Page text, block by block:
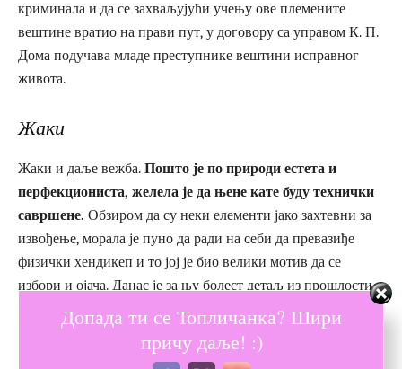
криминала и да се захваљујући учењу ове племените
вештине вратио на прави пут, у договору са управом К. П.
Дома подучава младе преступнике вештини исправног
живота.
Жаки
Жаки и даље вежба. Пошто је по природи естета и
перфекциониста, желела је да њене кате буду технички
савршене. Обзиром да су неки елементи јако захтевни за
извођење, морала је пуно да ради на себи да превазиђе
физички хендикеп и то јој је био велики мотив да се
избори и ојача. Данас је за њу болест детаљ из прошлости
који ју је спојио са светом Каратеа. Једном приликом
десило јој се да буде нападнута од стране пијаног
насилника у мрачној улици док се у касне сате враћала из
Допада ти се Топличанка? Шири
причу даље! :)